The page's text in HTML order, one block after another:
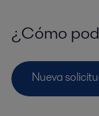
¿Cómo